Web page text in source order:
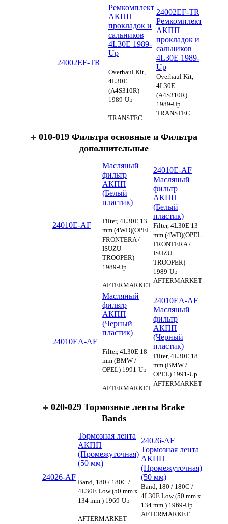
24002EF-TR
Ремкомплект
АКПП
прокладок и
сальников
4L30E 1989-
Up
Overhaul Kit,
4L30E
(A4S310R)
1989-Up
TRANSTEC
24002EF-TR
Ремкомплект
АКПП
прокладок и
сальников
4L30E 1989-
Up
Overhaul Kit,
4L30E
(A4S310R)
1989-Up
TRANSTEC
010-019 Фильтра основные и Фильтра
дополнительные
24010E-AF
Масляный
фильтр
АКПП
(Белый
пластик)
Filter, 4L30E 13
mm (4WD)(OPEL
FRONTERA /
ISUZU
TROOPER)
1989-Up
AFTERMARKET
24010E-AF
Масляный
фильтр
АКПП
(Белый
пластик)
Filter, 4L30E 13
mm (4WD)(OPEL
FRONTERA /
ISUZU
TROOPER)
1989-Up
AFTERMARKET
24010EA-AF
Масляный
фильтр
АКПП
(Черный
пластик)
Filter, 4L30E 18
mm (BMW /
OPEL) 1991-Up
AFTERMARKET
24010EA-AF
Масляный
фильтр
АКПП
(Черный
пластик)
Filter, 4L30E 18
mm (BMW /
OPEL) 1991-Up
AFTERMARKET
020-029 Тормозные ленты Brake
Bands
24026-AF
Тормозная лента
АКПП
(Промежуточная)
(50 мм)
Band, 180 / 180C /
4L30E Low (50 mm x
134 mm ) 1969-Up
AFTERMARKET
24026-AF
Тормозная лента
АКПП
(Промежуточная)
(50 мм)
Band, 180 / 180C /
4L30E Low (50 mm x
134 mm ) 1969-Up
AFTERMARKET